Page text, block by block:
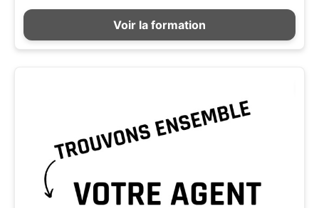
Voir la formation